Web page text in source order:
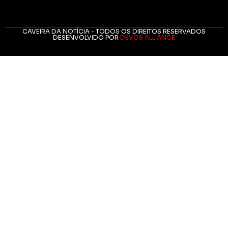
CAVEIRA DA NOTÍCIA - TODOS OS DIREITOS RESERVADOS
DESENVOLVIDO POR DEVOS ALLIANCE